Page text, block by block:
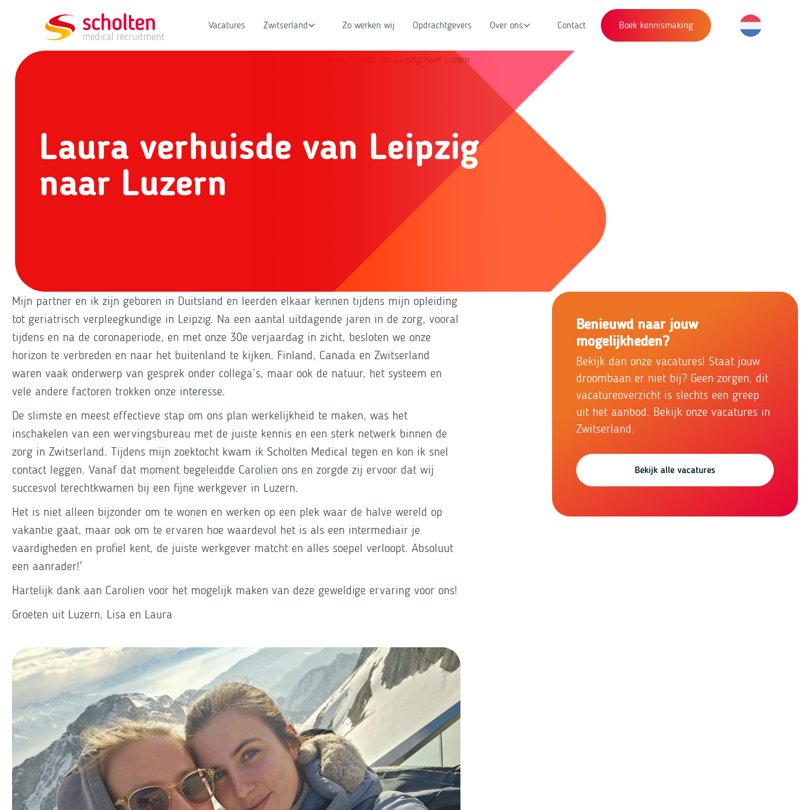
Vacatures Zwitserland Zo werken wij Opdrachtgevers Over ons Contact Boek kennismaking
Laura verhuisde van Leipzig
naar Luzern
Mijn partner en ik zijn geboren in Duitsland en leerden elkaar kennen tijdens mijn opleiding
tot geriatrisch verpleegkundige in Leipzig. Na een aantal uitdagende jaren in de zorg, vooral
tijdens en na de coronaperiode, en met onze 30e verjaardag in zicht, besloten we onze
horizon te verbreden en naar het buitenland te kijken. Finland, Canada en Zwitserland
waren vaak onderwerp van gesprek onder collega’s, maar ook de natuur, het systeem en
vele andere factoren trokken onze interesse.
De slimste en meest effectieve stap om ons plan werkelijkheid te maken, was het
inschakelen van een wervingsbureau met de juiste kennis en een sterk netwerk binnen de
zorg in Zwitserland. Tijdens mijn zoektocht kwam ik Scholten Medical tegen en kon ik snel
contact leggen. Vanaf dat moment begeleidde Carolien ons en zorgde zij ervoor dat wij
succesvol terechtkwamen bij een fijne werkgever in Luzern.
Het is niet alleen bijzonder om te wonen en werken op een plek waar de halve wereld op
vakantie gaat, maar ook om te ervaren hoe waardevol het is als een intermediair je
vaardigheden en profiel kent, de juiste werkgever matcht en alles soepel verloopt. Absoluut
een aanrader!'
Hartelijk dank aan Carolien voor het mogelijk maken van deze geweldige ervaring voor ons!
Groeten uit Luzern, Lisa en Laura
Benieuwd naar jouw
mogelijkheden?
Bekijk dan onze vacatures! Staat jouw
droombaan er niet bij? Geen zorgen, dit
vacatureoverzicht is slechts een greep
uit het aanbod. Bekijk onze vacatures in
Zwitserland.
Bekijk alle vacatures